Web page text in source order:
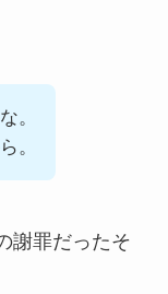
。
。
謝罪だったそ